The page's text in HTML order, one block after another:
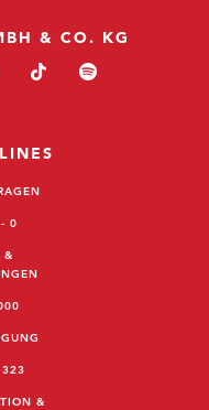
& CO. KG
0
&
&